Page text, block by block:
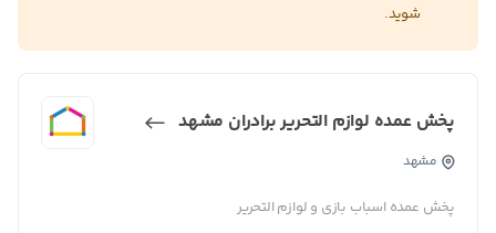
شوید.
پخش عمده لوازم التحریر برادران مشهد
مشهد
پخش عمده اسباب بازی و لوازم التحریر